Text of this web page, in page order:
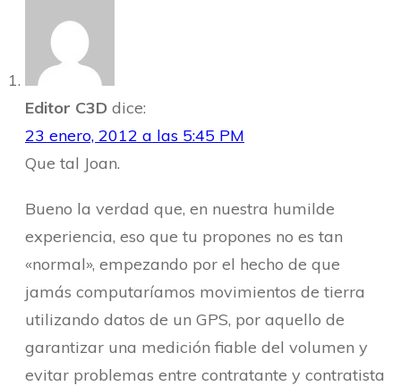
Editor C3D dice:
23 enero, 2012 a las 5:45 PM
Que tal Joan.
Bueno la verdad que, en nuestra humilde
experiencia, eso que tu propones no es tan
«normal», empezando por el hecho de que
jamás computaríamos movimientos de tierra
utilizando datos de un GPS, por aquello de
garantizar una medición fiable del volumen y
evitar problemas entre contratante y contratista